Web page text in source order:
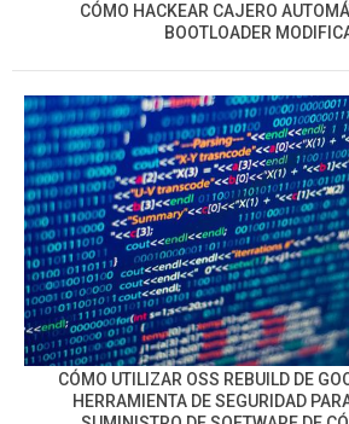
CÓMO HACKEAR CAJERO
BOOTLOADER
CÓMO UTILIZAR OSS REBUILD DE
HERRAMIENTA DE SEGURIDAD